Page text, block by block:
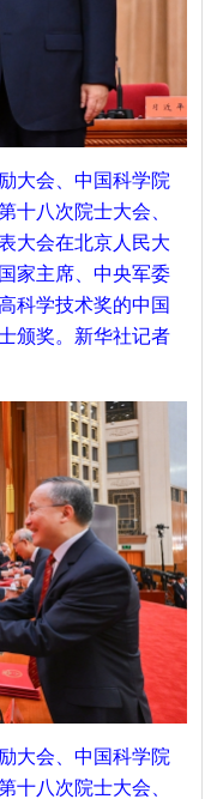
大会、中国科学院
十八次院士大会、
大会在北京人民大
家主席、中央军委
科学技术奖的中国
颁奖。新华社记者
大会、中国科学院
十八次院士大会、